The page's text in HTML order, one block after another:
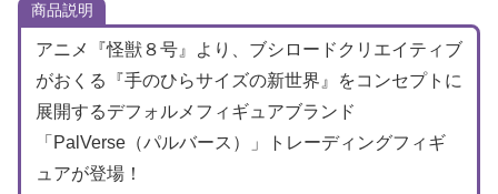
商品説明
アニメ『怪獣８号』より、ブシロードクリエイティブ
がおくる『手のひらサイズの新世界』をコンセプトに
展開するデフォルメフィギュアブランド
「PalVerse（パルバース）」トレーディングフィギ
ュアが登場！